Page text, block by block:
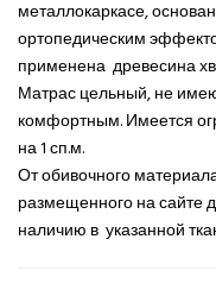
металлокаркасе,
ортопедическим
применена древесина
Матрас цельный, не
комфортным. Имеется
на 1 сп.м.
От обивочного
размещенного на сайте
наличию в указанной